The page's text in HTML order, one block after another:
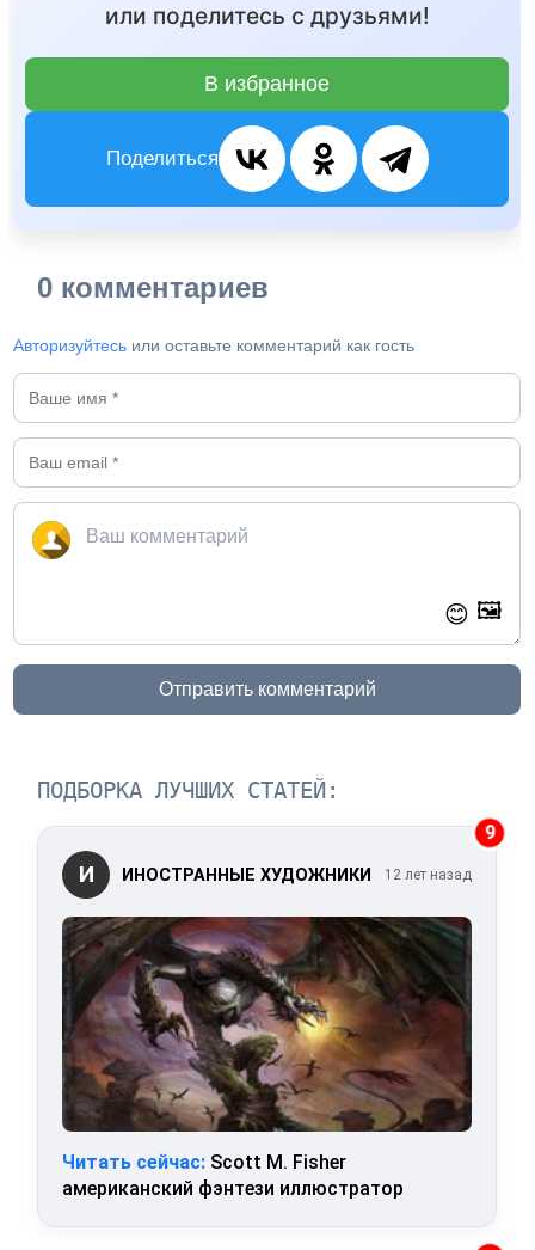
или поделитесь с друзьями!
В избранное
Поделиться
0 комментариев
Авторизуйтесь или оставьте комментарий как гость
😊 🖼️
Отправить комментарий
ПОДБОРКА ЛУЧШИХ СТАТЕЙ:
9
И ИНОСТРАННЫЕ ХУДОЖНИКИ 12 лет назад
Читать сейчас: Scott M. Fisher
американский фэнтези иллюстратор